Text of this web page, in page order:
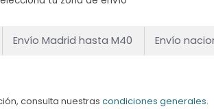
Envío Madrid hasta M40 Envío
consulta nuestras condiciones generales.